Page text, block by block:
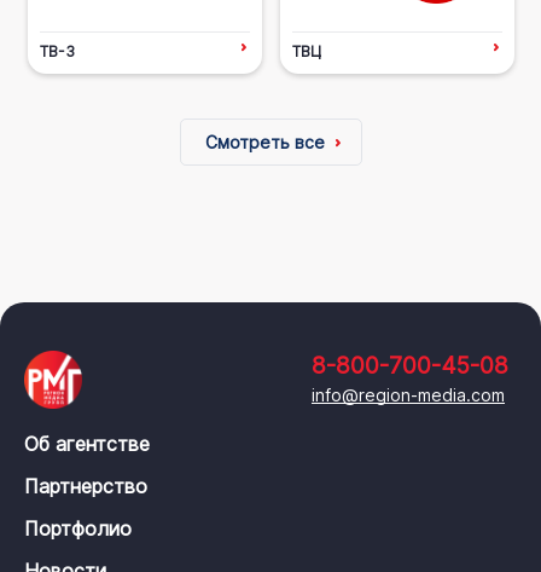
ТВ-3 ТВЦ
Смотреть все
8-800-700-45-08
info@region-media.com
Об агентстве
Партнерство
Портфолио